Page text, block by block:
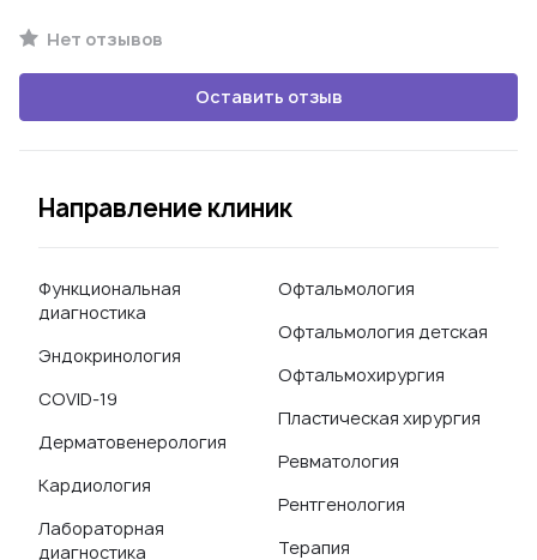
Нет отзывов
Оставить отзыв
Направление клиник
Функциональная
диагностика
Эндокринология
COVID-19
Дерматовенерология
Кардиология
Лабораторная
диагностика
Офтальмология
Офтальмология детская
Офтальмохирургия
Пластическая хирургия
Ревматология
Рентгенология
Терапия